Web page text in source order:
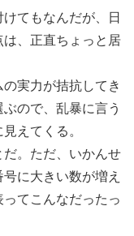
てもなんだが、日
、正直ちょっと居
実力が拮抗してき
ので、乱暴に言う
えてくる。
。ただ、いかんせ
に大きい数が増え
てこんなだったっ